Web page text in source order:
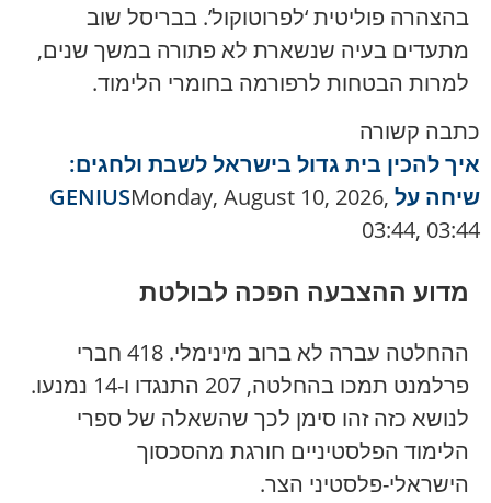
בהצהרה פוליטית ‘לפרוטוקול’. בבריסל שוב
מתעדים בעיה שנשארת לא פתורה במשך שנים,
למרות הבטחות לרפורמה בחומרי הלימוד.
כתבה קשורה
איך להכין בית גדול בישראל לשבת ולחגים:
שיחה על GENIUS Monday, August 10, 2026,
03:44, 03:44
מדוע ההצבעה הפכה לבולטת
ההחלטה עברה לא ברוב מינימלי. 418 חברי
פרלמנט תמכו בהחלטה, 207 התנגדו ו-14 נמנעו.
לנושא כזה זהו סימן לכך שהשאלה של ספרי
הלימוד הפלסטיניים חורגת מהסכסוך
הישראלי-פלסטיני הצר.